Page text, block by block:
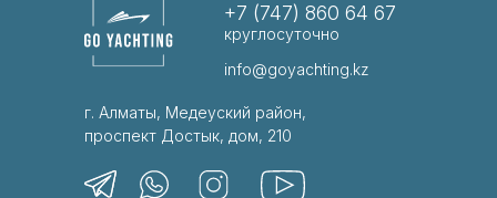
+7 (747) 860 64 67
г. Алматы, Медеуский район,
проспект Достык, дом, 210
info@goyachting.kz
круглосуточно